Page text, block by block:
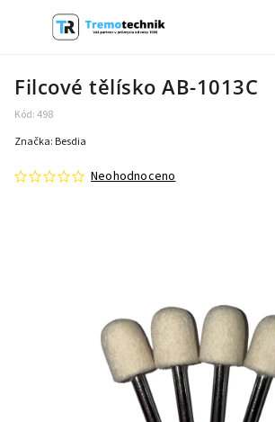
Filcové tělísko AB-1013C
Kód:498
Neohodnoceno
Značka: Besdia